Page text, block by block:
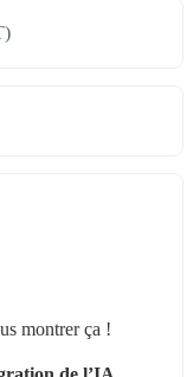
montrer ça !